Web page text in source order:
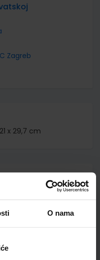
O nama
Zagreb
x 29,7 cm